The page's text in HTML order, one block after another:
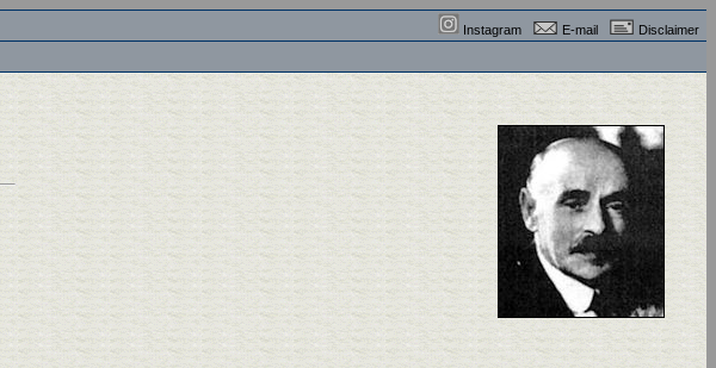
Instagram E-mail Disclaimer